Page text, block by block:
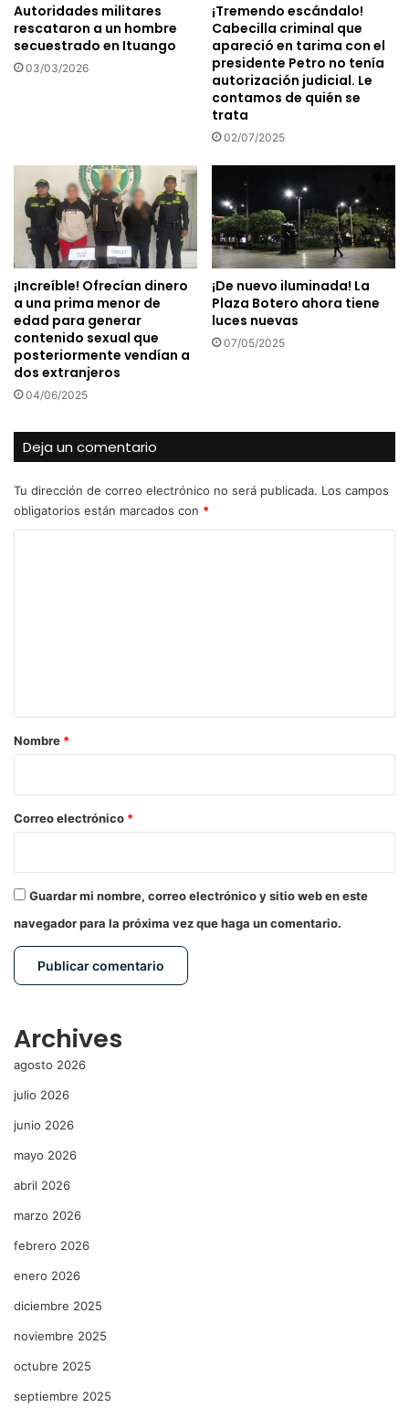
Autoridades militares
rescataron a un hombre
secuestrado en Ituango
03/03/2026
¡Tremendo escándalo!
Cabecilla criminal que
apareció en tarima con el
presidente Petro no tenía
autorización judicial. Le
contamos de quién se
trata
02/07/2025
¡Increíble! Ofrecían dinero
a una prima menor de
edad para generar
contenido sexual que
posteriormente vendían a
dos extranjeros
04/06/2025
¡De nuevo iluminada! La
Plaza Botero ahora tiene
luces nuevas
07/05/2025
Deja un comentario
Tu dirección de correo electrónico no será publicada. Los campos
obligatorios están marcados con *
r
*
Nombre *
Correo electrónico *
Guardar mi nombre, correo electrónico y sitio web en este
navegador para la próxima vez que haga un comentario.
Archives
agosto 2026
julio 2026
junio 2026
mayo 2026
abril 2026
marzo 2026
febrero 2026
enero 2026
diciembre 2025
noviembre 2025
octubre 2025
septiembre 2025